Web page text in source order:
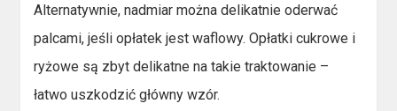
Alternatywnie, nadmiar można delikatnie oderwać
palcami, jeśli opłatek jest waflowy. Opłatki cukrowe i
ryżowe są zbyt delikatne na takie traktowanie –
łatwo uszkodzić główny wzór.